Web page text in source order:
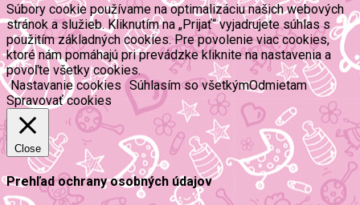
Súbory cookie používame na optimalizáciu našich webových
stránok a služieb. Kliknutím na „Prijať“ vyjadrujete súhlas s
použitím základných cookies. Pre povolenie viac cookies,
ktoré nám pomáhajú pri prevádzke kliknite na nastavenia a
povoľte všetky cookies.
Nastavanie cookies Súhlasím so všetkýmOdmietam
Spravovať cookies
Close
Prehľad ochrany osobných údajov